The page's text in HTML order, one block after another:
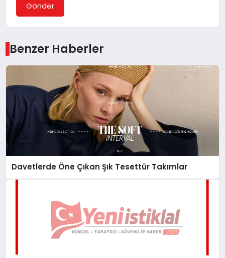
Gönder
Benzer Haberler
Davetlerde Öne Çıkan Şık Tesettür Takımlar